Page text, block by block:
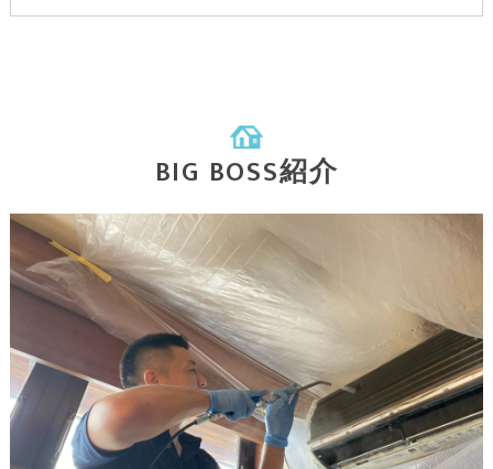
BIG BOSS紹介